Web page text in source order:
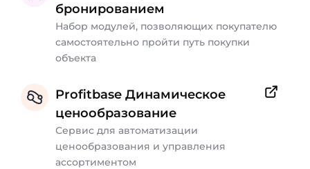
бронированием
Набор модулей, позволяющих покупателю
самостоятельно пройти путь покупки
объекта
Profitbase Динамическое
ценообразование
Сервис для автоматизации
ценообразования и управления
ассортиментом